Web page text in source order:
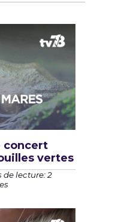
concert
vertes
de lecture: 2